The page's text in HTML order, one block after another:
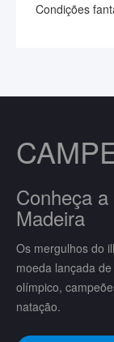
Condições
Conheça
Madeira
Os mergulhos do
moeda lançada
olímpico,
natação.